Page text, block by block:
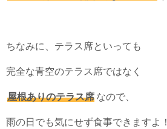
ちなみに、テラス席といっても
完全な青空のテラス席ではなく
屋根ありのテラス席 なので、
雨の日でも気にせず食事できますよ！